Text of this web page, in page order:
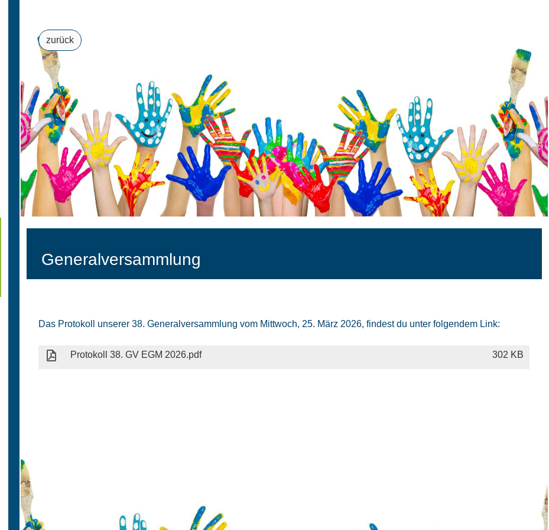
zurück
Generalversammlung
Das Protokoll unserer 38. Generalversammlung vom Mittwoch, 25. März 2026, findest du unter folgendem Link:
Protokoll 38. GV EGM 2026.pdf 302 KB